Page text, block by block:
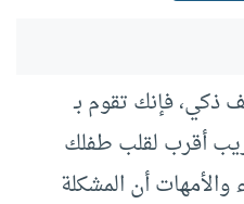
فإنك تقوم بـ
أقرب لقلب طفلك
والأمهات أن المشكلة